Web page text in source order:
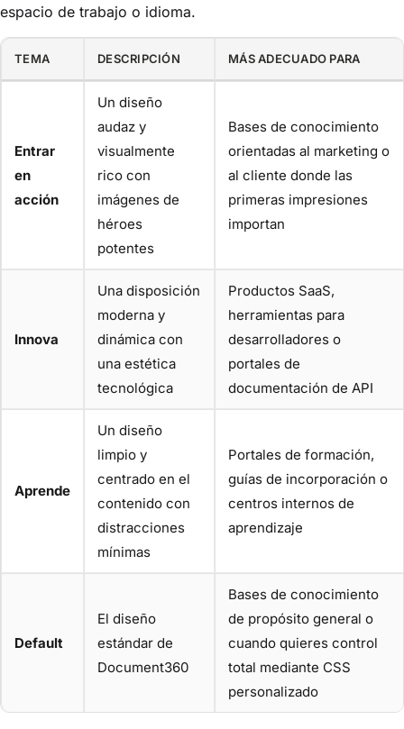
espacio de trabajo o idioma.
TEMA DESCRIPCIÓN MÁS ADECUADO PARA
Entrar
en
acción
Un diseño
audaz y
visualmente
rico con
imágenes de
héroes
potentes
Bases de conocimiento
orientadas al marketing o
al cliente donde las
primeras impresiones
importan
Innova
Una disposición
moderna y
dinámica con
una estética
tecnológica
Productos SaaS,
herramientas para
desarrolladores o
portales de
documentación de API
Aprende
Un diseño
limpio y
centrado en el
contenido con
distracciones
mínimas
Portales de formación,
guías de incorporación o
centros internos de
aprendizaje
Default
El diseño
estándar de
Document360
Bases de conocimiento
de propósito general o
cuando quieres control
total mediante CSS
personalizado